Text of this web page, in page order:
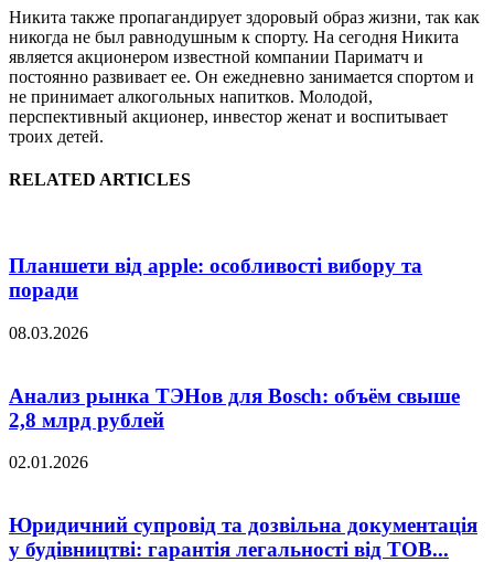
Никита также пропагандирует здоровый образ жизни, так как
никогда не был равнодушным к спорту. На сегодня Никита
является акционером известной компании Париматч и
постоянно развивает ее. Он ежедневно занимается спортом и
не принимает алкогольных напитков. Молодой,
перспективный акционер, инвестор женат и воспитывает
троих детей.
RELATED ARTICLES
Планшети від apple: особливості вибору та
поради
08.03.2026
Анализ рынка ТЭНов для Bosch: объём свыше
2,8 млрд рублей
02.01.2026
Юридичний супровід та дозвільна документація
у будівництві: гарантія легальності від ТОВ...